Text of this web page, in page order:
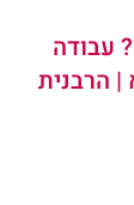
עבודה
הרבנית